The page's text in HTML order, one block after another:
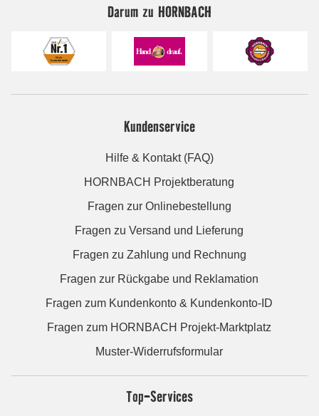
Darum zu HORNBACH
Kundenservice
Hilfe & Kontakt (FAQ)
HORNBACH Projektberatung
Fragen zur Onlinebestellung
Fragen zu Versand und Lieferung
Fragen zu Zahlung und Rechnung
Fragen zur Rückgabe und Reklamation
Fragen zum Kundenkonto & Kundenkonto-ID
Fragen zum HORNBACH Projekt-Marktplatz
Muster-Widerrufsformular
Top-Services